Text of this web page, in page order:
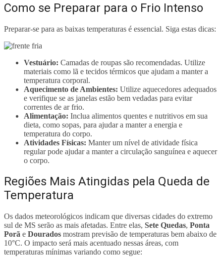
Como se Preparar para o Frio Intenso
Preparar-se para as baixas temperaturas é essencial. Siga estas dicas:
Vestuário: Camadas de roupas são recomendadas. Utilize
materiais como lã e tecidos térmicos que ajudam a manter a
temperatura corporal.
Aquecimento de Ambientes: Utilize aquecedores adequados
e verifique se as janelas estão bem vedadas para evitar
correntes de ar frio.
Alimentação: Inclua alimentos quentes e nutritivos em sua
dieta, como sopas, para ajudar a manter a energia e
temperatura do corpo.
Atividades Físicas: Manter um nível de atividade física
regular pode ajudar a manter a circulação sanguínea e aquecer
o corpo.
Regiões Mais Atingidas pela Queda de
Temperatura
Os dados meteorológicos indicam que diversas cidades do extremo
sul de MS serão as mais afetadas. Entre elas, Sete Quedas, Ponta
Porã e Dourados mostram previsão de temperaturas bem abaixo de
10°C. O impacto será mais acentuado nessas áreas, com
temperaturas mínimas variando como segue: